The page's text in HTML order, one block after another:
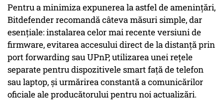
Pentru a minimiza expunerea la astfel de amenințări,
Bitdefender recomandă câteva măsuri simple, dar
esențiale: instalarea celor mai recente versiuni de
firmware, evitarea accesului direct de la distanță prin
port forwarding sau UPnP, utilizarea unei rețele
separate pentru dispozitivele smart față de telefon
sau laptop, și urmărirea constantă a comunicărilor
oficiale ale producătorului pentru noi actualizări.